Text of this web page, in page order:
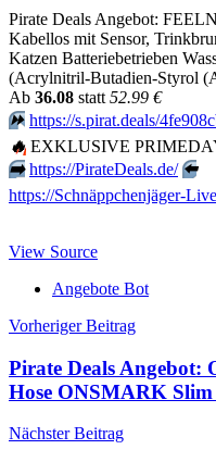
Pirate Deals Angebot:
Kabellos mit Sensor,
Katzen Batteriebetrieben
(Acrylnitril-Butadien-Styrol
Аb 36.08 statt 52.99 €
⏩️ https://s.pirat.deals/
🔥 EXKLUSIVE
➡️ https://PirateDeals.de/ ⬅️
https://Schnäppchenjäger-
View Source
Angebote Bot
Beitragsnavigation
Vorheriger Beitrag
Pirate Deals Angebot:
Hose ONSMARK
Nächster Beitrag